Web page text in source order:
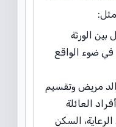
بين الورثة
في ضوء الواقع
مريض وتقسيم
العائلة
السكن